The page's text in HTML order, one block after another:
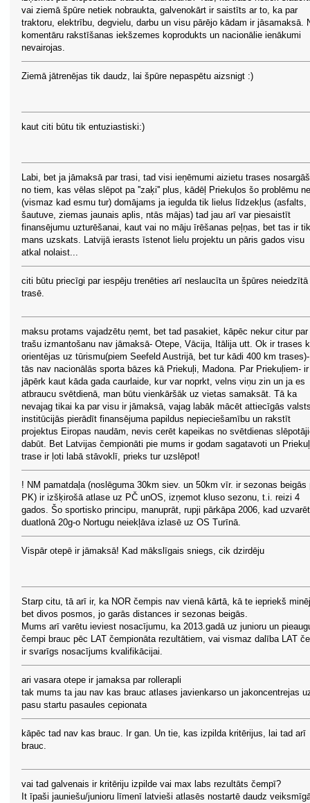
vai ziemā špūre netiek nobraukta, galvenokārt ir saistīts ar to, ka par
traktoru, elektrību, degvielu, darbu un visu pārējo kādam ir jāsamaksā.
komentāru rakstīšanas iekšzemes koprodukts un nacionālie ienākumi
nevairojas.
Ziemā jātrenējas tik daudz, lai špūre nepaspētu aizsnigt :)
kaut citi būtu tik entuziastiski:)
Labi, bet ja jāmaksā par trasi, tad visi ieņēmumi aizietu trases
no tiem, kas vēlas slēpot pa ''zaķi'' plus, kādēļ Priekuļos šo problēmu
(vismaz kad esmu tur) domājams ja iegulda tik lielus līdzekļus (asfalts,
šautuve, ziemas jaunais aplis, ntās mājas) tad jau arī var piesaistīt
finansējumu uzturēšanai, kaut vai no māju īrēšanas peļņas, bet tas ir
mans uzskats. Latvijā ierasts īstenot lielu projektu un pāris gados visu
atkal nolaist...
citi būtu priecīgi par iespēju trenēties arī neslaucīta un špūres neiedzītā
trasē.
maksu protams vajadzētu ņemt, bet tad pasakiet, kāpēc nekur citur par
trašu izmantošanu nav jāmaksā- Otepe, Vācija, Itālija utt. Ok ir trases
orientējas uz tūrismu(piem Seefeld Austrijā, bet tur kādi 400 km
tās nav nacionālās sporta bāzes kā Priekuļi, Madona. Par Priekuļiem- ir
jāpērk kaut kāda gada caurlaide, kur var noprkt, velns viņu zin un ja es
atbraucu svētdienā, man būtu vienkāršāk uz vietas samaksāt. Tā ka
nevajag tikai ka par visu ir jāmaksā, vajag labāk mācēt attiecīgās
institūcijās pierādīt finansējuma papildus nepieciešamību un rakstīt
projektus Eiropas naudām, nevis cerēt kapeikas no svētdienas
dabūt. Bet Latvijas čempionāti pie mums ir godam sagatavoti un
trase ir ļoti labā stāvoklī, prieks tur uzslēpot!
! NM pamatdaļa (noslēguma 30km siev. un 50km vīr. ir sezonas beigās
PK) ir izšķirošā atlase uz PČ unOS, izņemot kluso sezonu, t.i. reizi 4
gados. Šo sportisko principu, manuprāt, rupji pārkāpa 2006, kad
duatlonā 20g-o Nortugu neiekļāva izlasē uz OS Turīnā.
Vispār otepē ir jāmaksā! Kad mākslīgais sniegs, cik dzirdēju
Starp citu, tā arī ir, ka NOR čempis nav vienā kārtā, kā te iepriekš
bet divos posmos, jo garās distances ir sezonas beigās.
Mums arī varētu ieviest nosacījumu, ka 2013.gadā uz junioru un
čempi brauc pēc LAT čempionāta rezultātiem, vai vismaz dalība LAT
ir svarīgs nosacījums kvalifikācijai.
ari vasara otepe ir jamaksa par rollerapli
tak mums ta jau nav kas brauc atlases javienkarso un jakoncentrejas
pasu startu pasaules cepionata
kāpēc tad nav kas brauc. Ir gan. Un tie, kas izpilda kritērijus, lai tad arī
brauc.
vai tad galvenais ir kritēriju izpilde vai max labs rezultāts čempī?
It īpaši jauniešu/junioru līmenī latvieši atlasēs nostartē daudz